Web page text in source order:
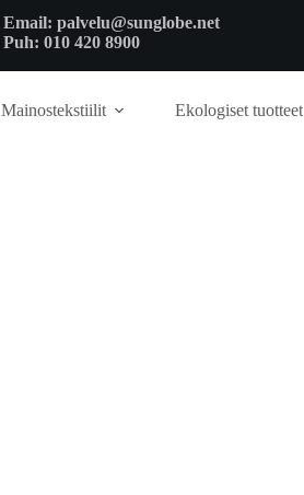
Email: palvelu@sunglobe.net
Puh: 010 420 8900
Mainostekstiilit Ekologiset tuotteet